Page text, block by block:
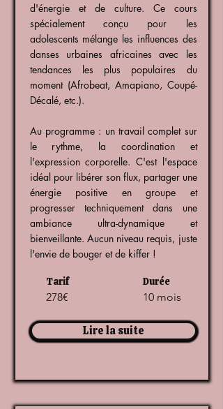
d'énergie et de culture. Ce cours
spécialement conçu pour les
adolescents mélange les influences des
danses urbaines africaines avec les
tendances les plus populaires du
moment (Afrobeat, Amapiano, Coupé-
Décalé, etc.).
Au programme : un travail complet sur
le rythme, la coordination et
l'expression corporelle. C'est l'espace
idéal pour libérer son flux, partager une
énergie positive en groupe et
progresser techniquement dans une
ambiance ultra-dynamique et
bienveillante. Aucun niveau requis, juste
l'envie de bouger et de kiffer !
Tarif
278€
Durée
10 mois
Lire la suite